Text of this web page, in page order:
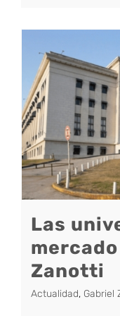
Las
Zanotti
Actualidad, Gabriel